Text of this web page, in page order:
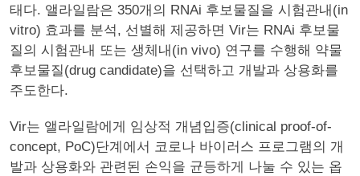
태다. 앨라일람은 350개의 RNAi 후보물질을 시험관내(in
vitro) 효과를 분석, 선별해 제공하면 Vir는 RNAi 후보물
질의 시험관내 또는 생체내(in vivo) 연구를 수행해 약물
후보물질(drug candidate)을 선택하고 개발과 상용화를
주도한다.
Vir는 앨라일람에게 임상적 개념입증(clinical proof-of-
concept, PoC)단계에서 코로나 바이러스 프로그램의 개
발과 상용화와 관련된 손익을 균등하게 나눌 수 있는 옵